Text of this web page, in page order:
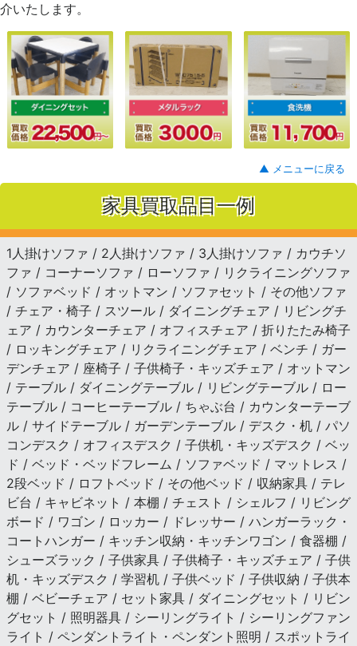
介いたします。
▲ メニューに戻る
家具買取品目一例
1人掛けソファ / 2人掛けソファ / 3人掛けソファ / カウチソ
ファ / コーナーソファ / ローソファ / リクライニングソファ
/ ソファベッド / オットマン / ソファセット / その他ソファ
/ チェア・椅子 / スツール / ダイニングチェア / リビングチ
ェア / カウンターチェア / オフィスチェア / 折りたたみ椅子
/ ロッキングチェア / リクライニングチェア / ベンチ / ガー
デンチェア / 座椅子 / 子供椅子・キッズチェア / オットマン
/ テーブル / ダイニングテーブル / リビングテーブル / ロー
テーブル / コーヒーテーブル / ちゃぶ台 / カウンターテーブ
ル / サイドテーブル / ガーデンテーブル / デスク・机 / パソ
コンデスク / オフィスデスク / 子供机・キッズデスク / ベッ
ド / ベッド・ベッドフレーム / ソファベッド / マットレス /
2段ベッド / ロフトベッド / その他ベッド / 収納家具 / テレ
ビ台 / キャビネット / 本棚 / チェスト / シェルフ / リビング
ボード / ワゴン / ロッカー / ドレッサー / ハンガーラック・
コートハンガー / キッチン収納・キッチンワゴン / 食器棚 /
シューズラック / 子供家具 / 子供椅子・キッズチェア / 子供
机・キッズデスク / 学習机 / 子供ベッド / 子供収納 / 子供本
棚 / ベビーチェア / セット家具 / ダイニングセット / リビン
グセット / 照明器具 / シーリングライト / シーリングファン
ライト / ペンダントライト・ペンダント照明 / スポットライ